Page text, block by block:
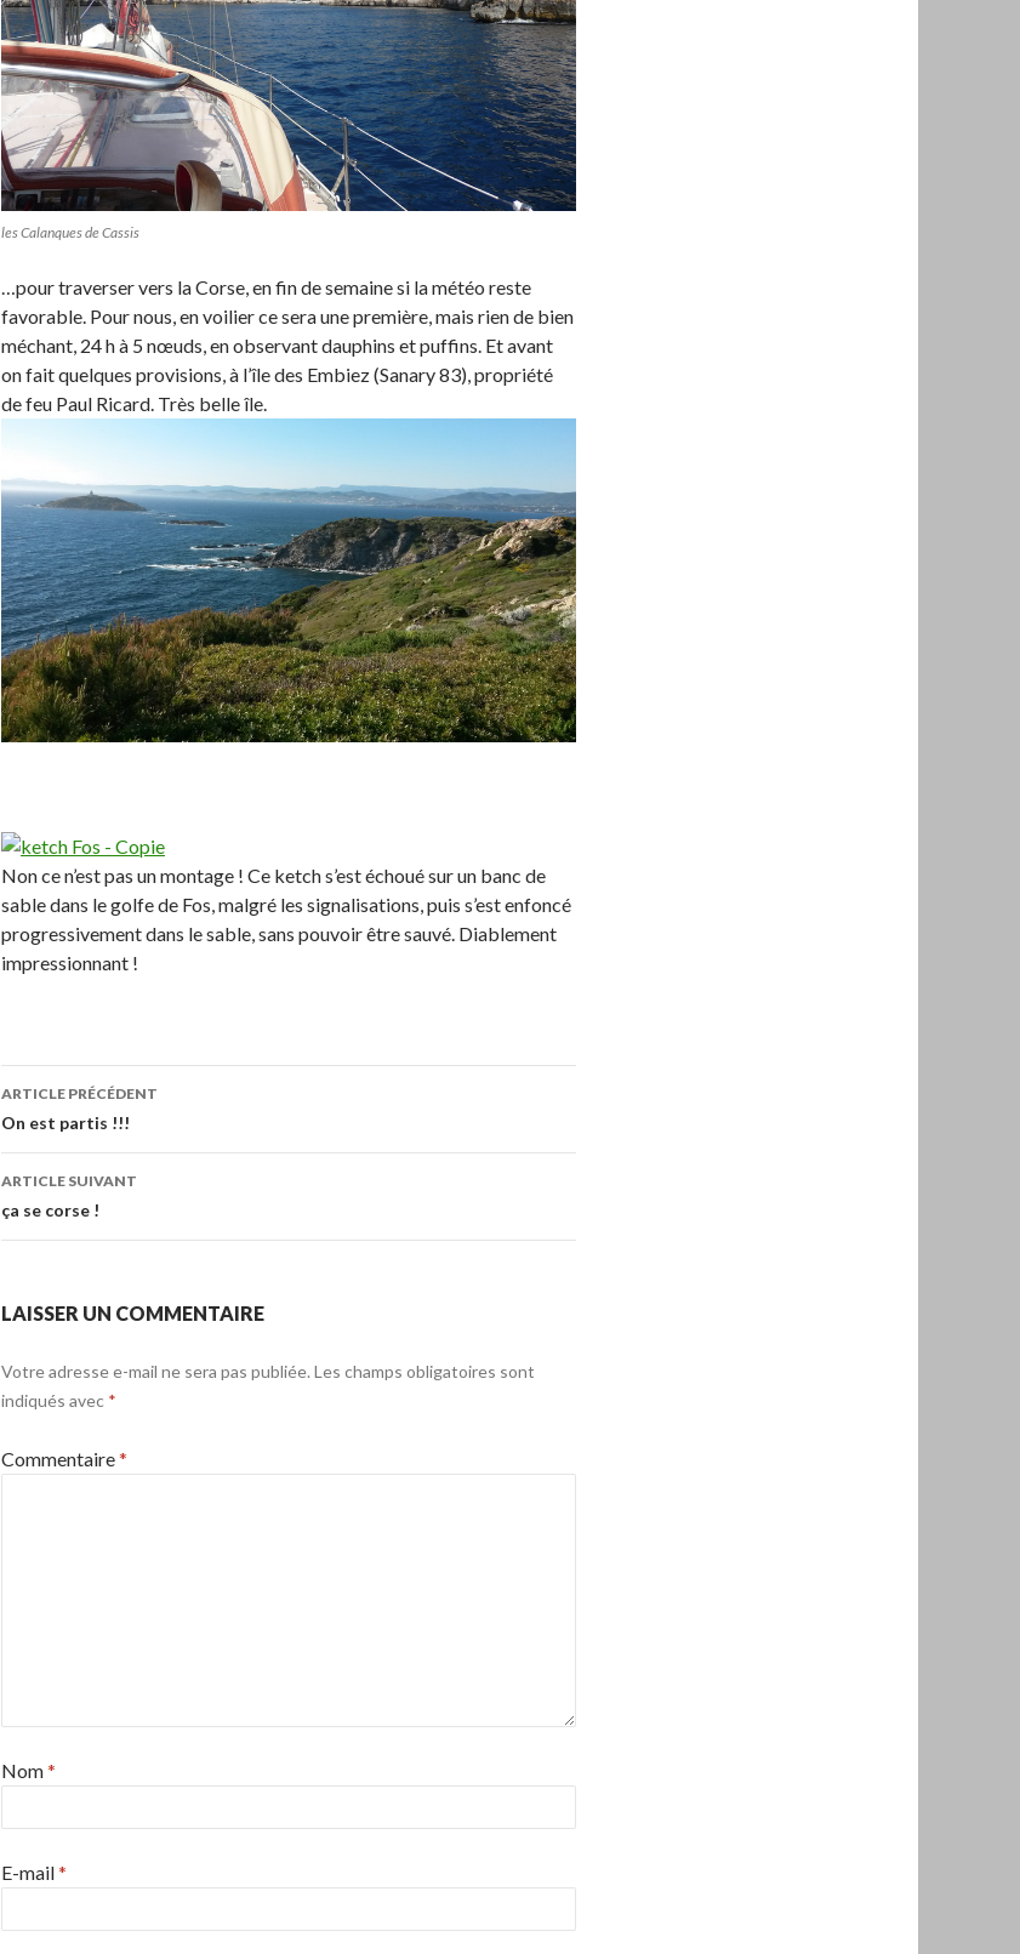
les Calanques de Cassis
…pour traverser vers la Corse, en fin de semaine si la météo reste
favorable. Pour nous, en voilier ce sera une première, mais rien de bien
méchant, 24 h à 5 nœuds, en observant dauphins et puffins. Et avant
on fait quelques provisions, à l’île des Embiez (Sanary 83), propriété
de feu Paul Ricard. Très belle île.
Non ce n’est pas un montage ! Ce ketch s’est échoué sur un banc de
sable dans le golfe de Fos, malgré les signalisations, puis s’est enfoncé
progressivement dans le sable, sans pouvoir être sauvé. Diablement
impressionnant !
Navigation
des
articles
ARTICLE PRÉCÉDENT
On est partis !!!
ARTICLE SUIVANT
ça se corse !
LAISSER UN COMMENTAIRE
Votre adresse e-mail ne sera pas publiée. Les champs obligatoires sont
indiqués avec *
Commentaire*
Nom*
E-mail*